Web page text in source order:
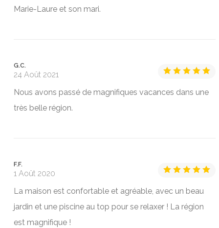
Marie-Laure et son mari.
G.C.
24 Août 2021
Nous avons passé de magnifiques vacances dans une
très belle région.
F.F.
1 Août 2020
La maison est confortable et agréable, avec un beau
jardin et une piscine au top pour se relaxer ! La région
est magnifique !